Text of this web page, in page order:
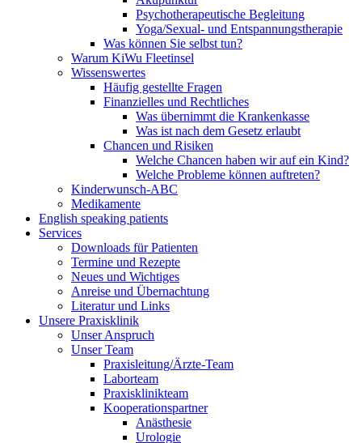
Psychotherapeutische Begleitung
Yoga/Sexual- und Entspannungstherapie
Was können Sie selbst tun?
Warum KiWu Fleetinsel
Wissenswertes
Häufig gestellte Fragen
Finanzielles und Rechtliches
Was übernimmt die Krankenkasse
Was ist nach dem Gesetz erlaubt
Chancen und Risiken
Welche Chancen haben wir auf ein Kind?
Welche Probleme können auftreten?
Kinderwunsch-ABC
Medikamente
English speaking patients
Services
Downloads für Patienten
Termine und Rezepte
Neues und Wichtiges
Anreise und Übernachtung
Literatur und Links
Unsere Praxisklinik
Unser Anspruch
Unser Team
Praxisleitung/Ärzte-Team
Laborteam
Praxisklinikteam
Kooperationspartner
Anästhesie
Urologie